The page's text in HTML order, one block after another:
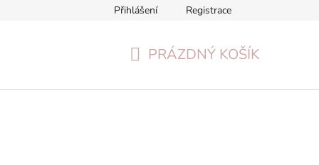
Formulář pro odstoupení od smlouvy Reklamační formulář
Přihlášení Registrace
PRÁZDNÝ KOŠÍK